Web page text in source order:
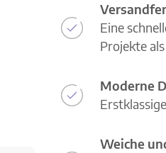
Eine
Projekte
Moderne
Weiche